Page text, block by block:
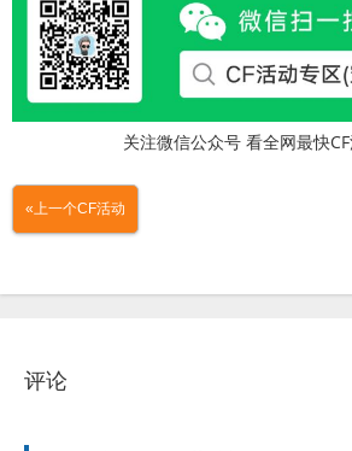
关注微信公众号 看全网最快
«上一个CF活动
评论